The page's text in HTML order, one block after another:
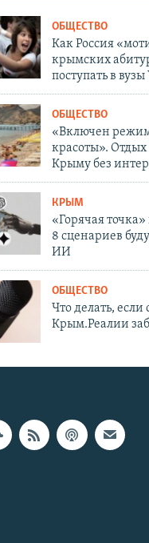
ОБЩЕСТВО
Как Россия
крымских
поступать в
ОБЩЕСТВО
«Включен
красоты».
Крыму без
КРЫМ
«Горячая
8 сценариев
ИИ
ОБЩЕСТВО
Что делать, если
Крым.Реалии